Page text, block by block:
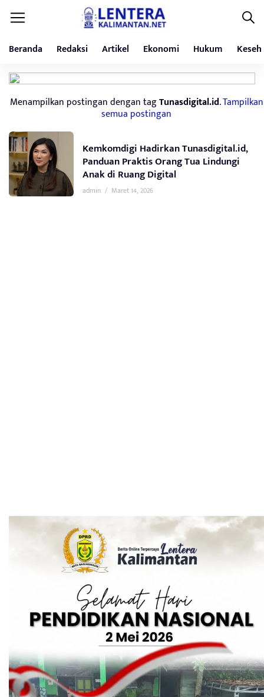
Beranda Redaksi Artikel Ekonomi Hukum
Menampilkan postingan dengan tagTunasdigital.id.Tampilkan
semua postingan
Kemkomdigi Hadirkan Tunasdigital.id,
Panduan Praktis Orang Tua Lindungi
Anak di Ruang Digital
admin / Maret 14, 2026